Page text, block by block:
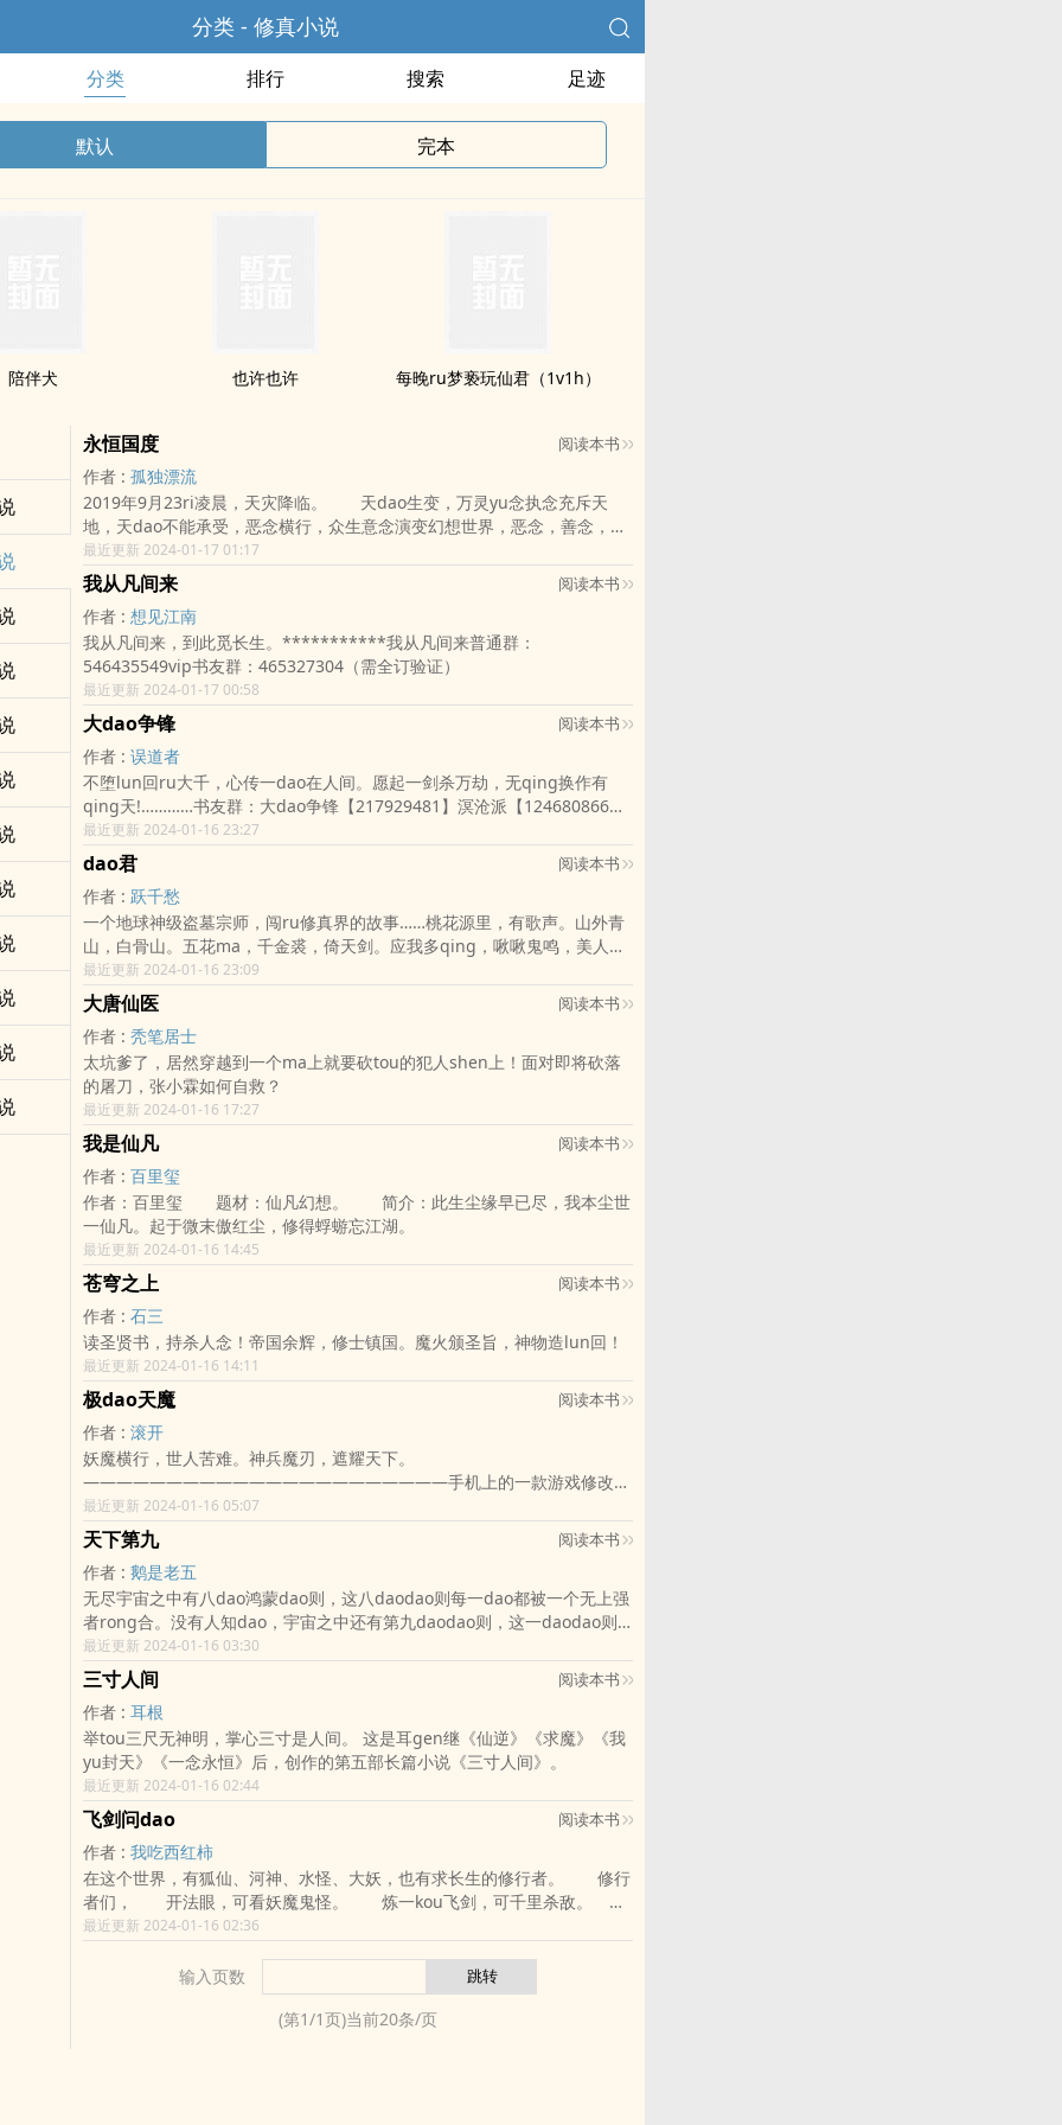
分类 - 修真小说
分类 排行 搜索 足迹
默认 完本
陪伴犬 也许也许 每晚ru梦亵玩仙君（1v1h）
永恒国度 阅读本书
作者 : 孤独漂流
2019年9月23ri凌晨，天灾降临。 天dao生变，万灵yu念执念充斥天
地，天dao不能承受，恶念横行，众生意念演变幻想世界，恶念，善念，执
念，yu望纠缠不休，天dao无法承受，已到极限，极则变，幻想降临，万界
相rong，万物霜天竞自由。 此为新纪元开启，是毁灭，亦为新生。这
一纪元为永恒纪元。
最近更新 2024-01-17 01:17
我从凡间来 阅读本书
作者 : 想见江南
我从凡间来，到此觅长生。***********我从凡间来普通群：
546435549vip书友群：465327304（需全订验证）
最近更新 2024-01-17 00:58
大dao争锋 阅读本书
作者 : 误道者
不堕lun回ru大千，心传一dao在人间。愿起一剑杀万劫，无qing换作有
qing天!…………书友群：大dao争锋【217929481】溟沧派【124680866】
粉丝自建订阅群：大dao争锋·诸域纪年【526275426】ru群要求可看置
ding。…………
最近更新 2024-01-16 23:27
dao君 阅读本书
作者 : 跃千愁
一个地球神级盗墓宗师，闯ru修真界的故事……桃花源里，有歌声。山外青
山，白骨山。五花ma，千金裘，倚天剑。应我多qing，啾啾鬼鸣，美人薄
嗔。天地无垠，谁家旗鼓，碧落黄泉，万古高楼。为义气争雄！为luan世争
霸！你好，仙侠！公布两个老跃官方QQ群：385477176——163628634
最近更新 2024-01-16 23:09
大唐仙医 阅读本书
作者 : 秃笔居士
太坑爹了，居然穿越到一个ma上就要砍tou的犯人shen上！面对即将砍落
的屠刀，张小霖如何自救？
最近更新 2024-01-16 17:27
我是仙凡 阅读本书
作者 : 百里玺
作者：百里玺 题材：仙凡幻想。 简介：此生尘缘早已尽，我本尘世
一仙凡。起于微末傲红尘，修得蜉蝣忘江湖。
最近更新 2024-01-16 14:45
苍穹之上 阅读本书
作者 : 石三
读圣贤书，持杀人念！帝国余辉，修士镇国。魔火颁圣旨，神物造lun回！
最近更新 2024-01-16 14:11
极dao天魔 阅读本书
作者 : 滚开
妖魔横行，世人苦难。神兵魔刃，遮耀天下。
——————————————————————手机上的一款游戏修改
qi，意外成了路胜脑海里的异能。也成了他在这个黑暗luan世唯一的依靠。
~~~~~~~欢迎加ru企鹅群gun开书友群，群号码：331453690V群号码：
231786531
最近更新 2024-01-16 05:07
天下第九 阅读本书
作者 : 鹅是老五
无尽宇宙之中有八dao鸿蒙dao则，这八daodao则每一dao都被一个无上强
者rong合。没有人知dao，宇宙之中还有第九daodao则，这一daodao则
破开鸿蒙，无人可chu。
最近更新 2024-01-16 03:30
三寸人间 阅读本书
作者 : 耳根
举tou三尺无神明，掌心三寸是人间。 这是耳gen继《仙逆》《求魔》《我
yu封天》《一念永恒》后，创作的第五部长篇小说《三寸人间》。
最近更新 2024-01-16 02:44
飞剑问dao 阅读本书
作者 : 我吃西红柿
在这个世界，有狐仙、河神、水怪、大妖，也有求长生的修行者。 修行
者们， 开法眼，可看妖魔鬼怪。 炼一kou飞剑，可千里杀敌。
千里眼、顺风耳，更可探查四方。 …… 秦府二公子‘秦云’，便是一位
修行者……
最近更新 2024-01-16 02:36
输入页数
(第1/1页)当前20条/页